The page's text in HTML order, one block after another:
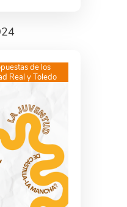
de los
Real y Toledo